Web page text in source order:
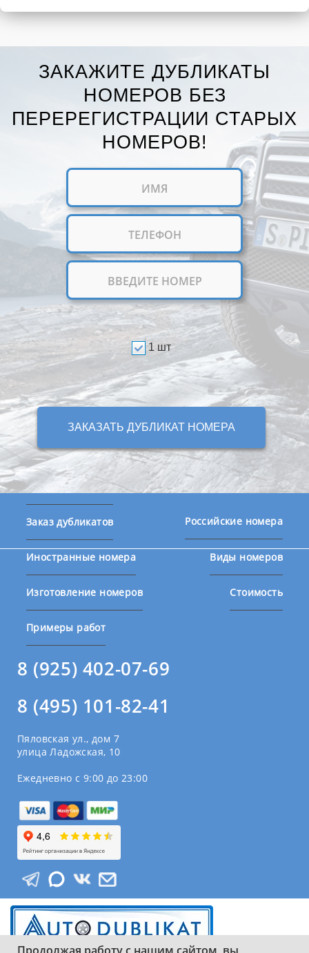
ЗАКАЖИТЕ ДУБЛИКАТЫ
НОМЕРОВ БЕЗ
ПЕРЕРЕГИСТРАЦИИ СТАРЫХ
НОМЕРОВ!
1 шт
ЗАКАЗАТЬ ДУБЛИКАТ НОМЕРА
Заказ дубликатов Российские номера
Иностранные номера Виды номеров
Изготовление номеров Стоимость
Примеры работ
8 (925) 402-07-69
8 (495) 101-82-41
Пяловская ул., дом 7
улица Ладожская, 10
Ежедневно с 9:00 до 23:00